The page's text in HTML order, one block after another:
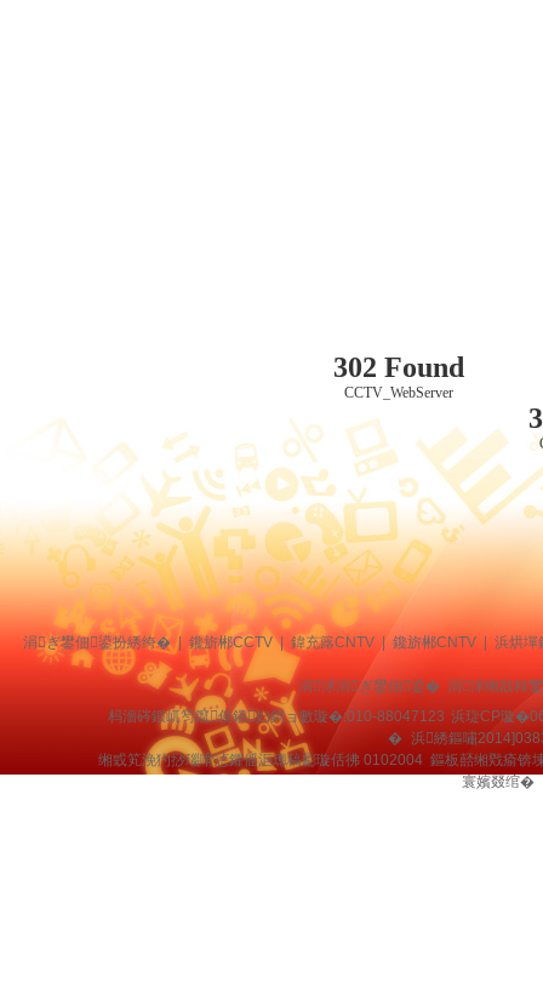
302 Found
CCTV_WebServer
涓ぎ鐢佃鍙扮綉绔� | 鑱旂郴CCTV | 鍏充簬CNTV 鑱旂郴CNTV 浜烘墠
涓浗涓ぎ鐢佃鍙� 涓浗缃戠粶
杩濇硶鍜屼笉鑹俊鎭妇鎶ョ數璇�:010-88047123 浜琁CP璇
� 浜綉鏂嘯
缃戜笂浼犳挱瑙嗗惉鑺傜洰璁稿彲璇佸彿 0102004 鏂板嚭缃戣瘉
寰嬪叕绾�